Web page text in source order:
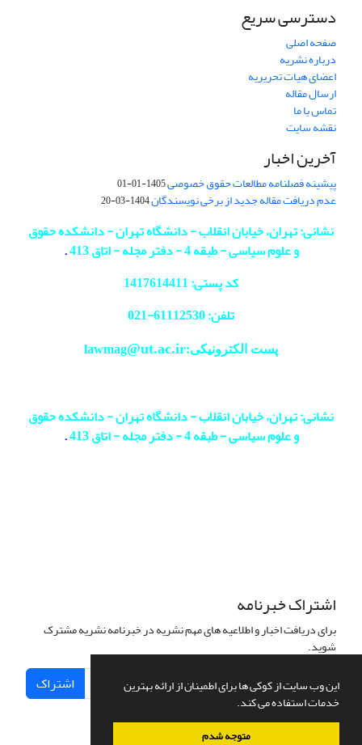
این وب سایت از کوکی ها برای اطمینان از ارائه بهترین
خدمات استفاده می کند.
متوجه شدم
دسترسی سریع
صفحه اصلی
درباره نشریه
اعضای هیات تحریریه
ارسال مقاله
تماس با ما
نقشه سایت
آخرین اخبار
پیشینه فصلنامه مطالعات حقوق خصوصی1405-01-01
عدم دریافت مقاله جدید از برخی نویسندگان1404-03-20
نشانی: تهران، خیابان انقلاب - دانشگاه تهران - دانشکده حقوق
و علوم سیاسی - طبقه 4 - دفتر مجله - اتاق 413
.
کد پستی: 1417614411
تلفن: 61112530-
021
پست الکترونیکی:lawmag@ut.ac.ir
نشانی: تهران، خیابان انقلاب - دانشگاه تهران - دانشکده حقوق
و علوم سیاسی - طبقه 4 - دفتر مجله - اتاق 413
.
اشتراک خبرنامه
برای دریافت اخبار و اطلاعیه های مهم نشریه در خبرنامه نشریه مشترک
شوید.
اشتراک